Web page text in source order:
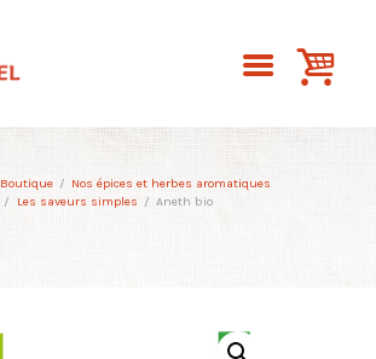
Boutique
Nos épices et herbes aromatiques
Les saveurs simples
Aneth bio